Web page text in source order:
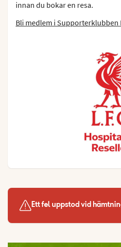
innan du bokar en resa.
Bli medlem i Supporterklubben
Ett fel uppstod vid